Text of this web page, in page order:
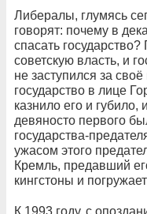
Либералы, глумясь
говорят: почему в
спасать
советскую власть, и
не заступился за своё
государство в лице
казнило его и
девяносто первого
государства-
ужасом этого
Кремль, предавший
кингстоны и
К 1993 году, с